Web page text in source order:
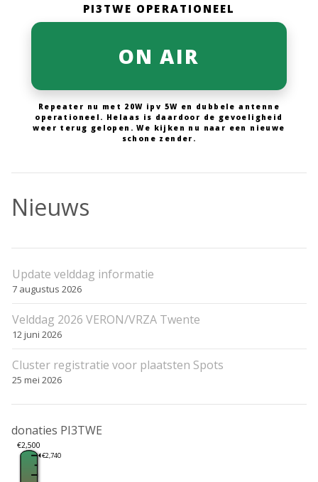
PI3TWE OPERATIONEEL
ON AIR
Repeater nu met 20W ipv 5W en dubbele antenne
operationeel. Helaas is daardoor de gevoeligheid
weer terug gelopen. We kijken nu naar een nieuwe
schone zender.
Nieuws
Update velddag informatie
7 augustus 2026
Velddag 2026 VERON/VRZA Twente
12 juni 2026
Cluster registratie voor plaatsten Spots
25 mei 2026
donaties PI3TWE
€2,500
€2,740